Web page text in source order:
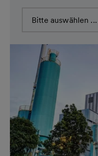
Bitte auswählen ...